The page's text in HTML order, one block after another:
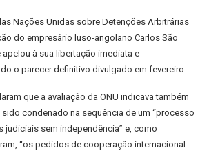
Nações Unidas sobre Detenções Arbitrárias
do empresário luso-angolano Carlos São
à sua libertação imediata e
o parecer definitivo divulgado em fevereiro.
que a avaliação da ONU indicava também
sido condenado na sequência de um “processo
judiciais sem independência” e, como
“os pedidos de cooperação internacional